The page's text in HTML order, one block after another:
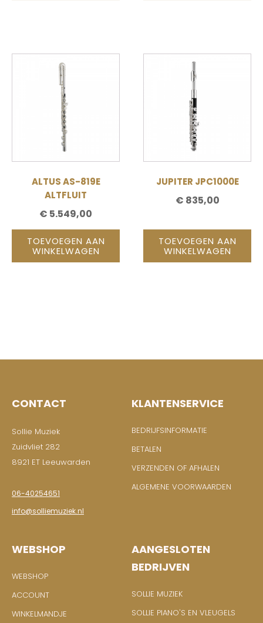
ALTUS AS-819E
ALTFLUIT
€ 5.549,00
TOEVOEGEN AAN
WINKELWAGEN
JUPITER JPC1000E
€ 835,00
TOEVOEGEN AAN
WINKELWAGEN
CONTACT
Sollie Muziek
Zuidvliet 282
8921 ET Leeuwarden
06-40254651
info@solliemuziek.nl
KLANTENSERVICE
BEDRIJFSINFORMATIE
BETALEN
VERZENDEN OF AFHALEN
ALGEMENE VOORWAARDEN
WEBSHOP
WEBSHOP
ACCOUNT
WINKELMANDJE
AANGESLOTEN
BEDRIJVEN
SOLLIE MUZIEK
SOLLIE PIANO'S EN VLEUGELS